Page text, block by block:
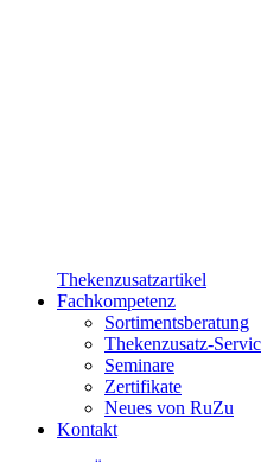
Thekenzusatzartikel
Fachkompetenz
Sortimentsberatung
Thekenzusatz-
Seminare
Zertifikate
Neues von RuZu
Kontakt